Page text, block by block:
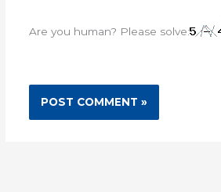
Are you human? Please solve: